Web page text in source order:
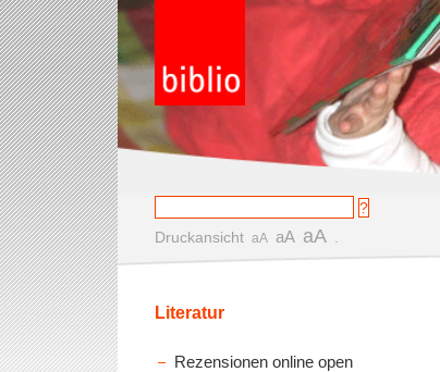
Druckansicht aA aA aA
Literatur
Rezensionen online open